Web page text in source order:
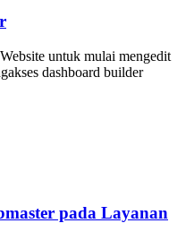
untuk mulai mengedit
dashboard builder
pada Layanan